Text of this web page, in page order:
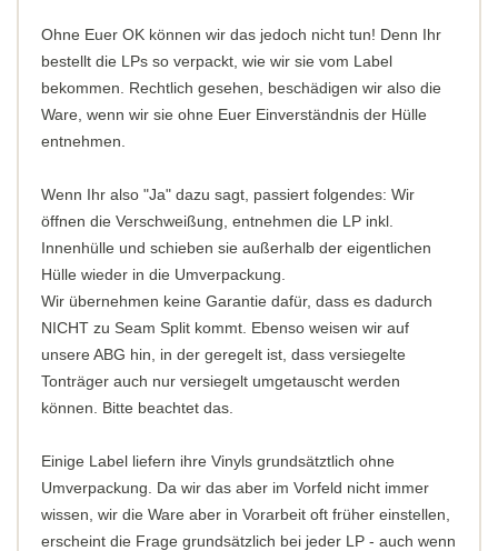
Ohne Euer OK können wir das jedoch nicht tun! Denn Ihr
bestellt die LPs so verpackt, wie wir sie vom Label
bekommen. Rechtlich gesehen, beschädigen wir also die
Ware, wenn wir sie ohne Euer Einverständnis der Hülle
entnehmen.
Wenn Ihr also "Ja" dazu sagt, passiert folgendes: Wir
öffnen die Verschweißung, entnehmen die LP inkl.
Innenhülle und schieben sie außerhalb der eigentlichen
Hülle wieder in die Umverpackung.
Wir übernehmen keine Garantie dafür, dass es dadurch
NICHT zu Seam Split kommt. Ebenso weisen wir auf
unsere ABG hin, in der geregelt ist, dass versiegelte
Tonträger auch nur versiegelt umgetauscht werden
können. Bitte beachtet das.
Einige Label liefern ihre Vinyls grundsätztlich ohne
Umverpackung. Da wir das aber im Vorfeld nicht immer
wissen, wir die Ware aber in Vorarbeit oft früher einstellen,
erscheint die Frage grundsätzlich bei jeder LP - auch wenn